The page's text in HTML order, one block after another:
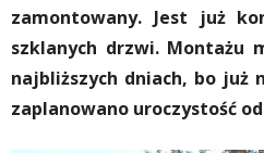
zamontowany. Jest już
szklanych drzwi. Montażu
najbliższych dniach, bo już
zaplanowano uroczystość